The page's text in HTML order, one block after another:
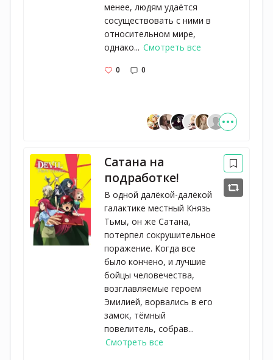
менее, людям удаётся
сосуществовать с ними в
относительном мире,
однако... Смотреть все
0 0
Сатана на
подработке!
В одной далёкой-далёкой
галактике местный Князь
Тьмы, он же Сатана,
потерпел сокрушительное
поражение. Когда все
было кончено, и лучшие
бойцы человечества,
возглавляемые героем
Эмилией, ворвались в его
замок, тёмный
повелитель, собрав...
Смотреть все